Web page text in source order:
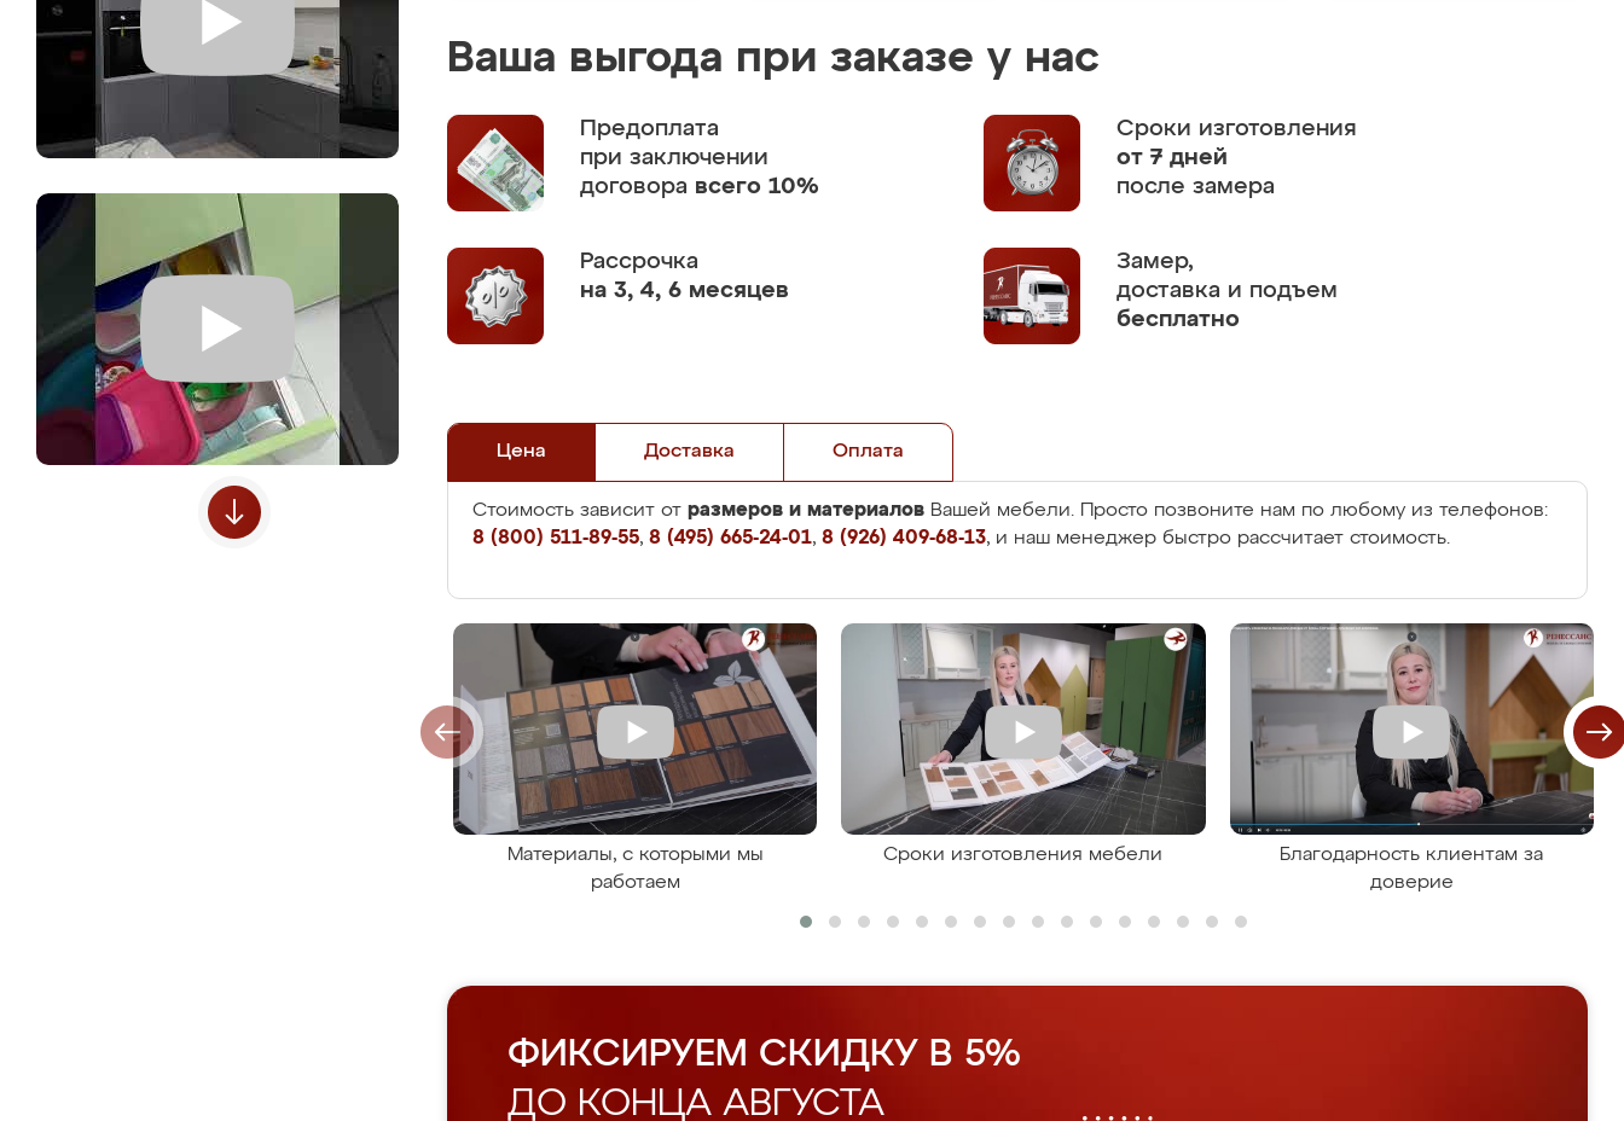
Ваша выгода при заказе у нас
Предоплата
при заключении
договора всего 10%
Сроки изготовления
от 7 дней
после замера
Рассрочка
на 3, 4, 6 месяцев
Замер,
доставка и подъем
бесплатно
Цена Доставка Оплата
Стоимость зависит от размеров и материалов Вашей мебели. Просто позвоните нам по любому из телефонов:
8 (800) 511-89-55, 8 (495) 665-24-01, 8 (926) 409-68-13, и наш менеджер быстро рассчитает стоимость.
Материалы, с которыми мы
работаем
Сроки изготовления мебели
Благодарность клиентам за
доверие
ФИКСИРУЕМ СКИДКУ В 5%
ДО КОНЦА АВГУСТА